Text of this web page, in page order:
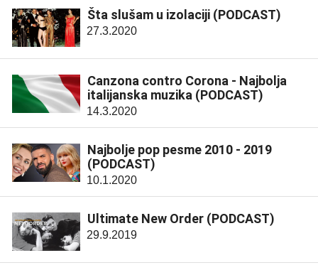
Šta slušam u izolaciji (PODCAST)
27.3.2020
Canzona contro Corona - Najbolja
italijanska muzika (PODCAST)
14.3.2020
Najbolje pop pesme 2010 - 2019
(PODCAST)
10.1.2020
Ultimate New Order (PODCAST)
29.9.2019